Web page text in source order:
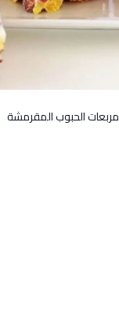
مربعات الحبوب المقرمشة